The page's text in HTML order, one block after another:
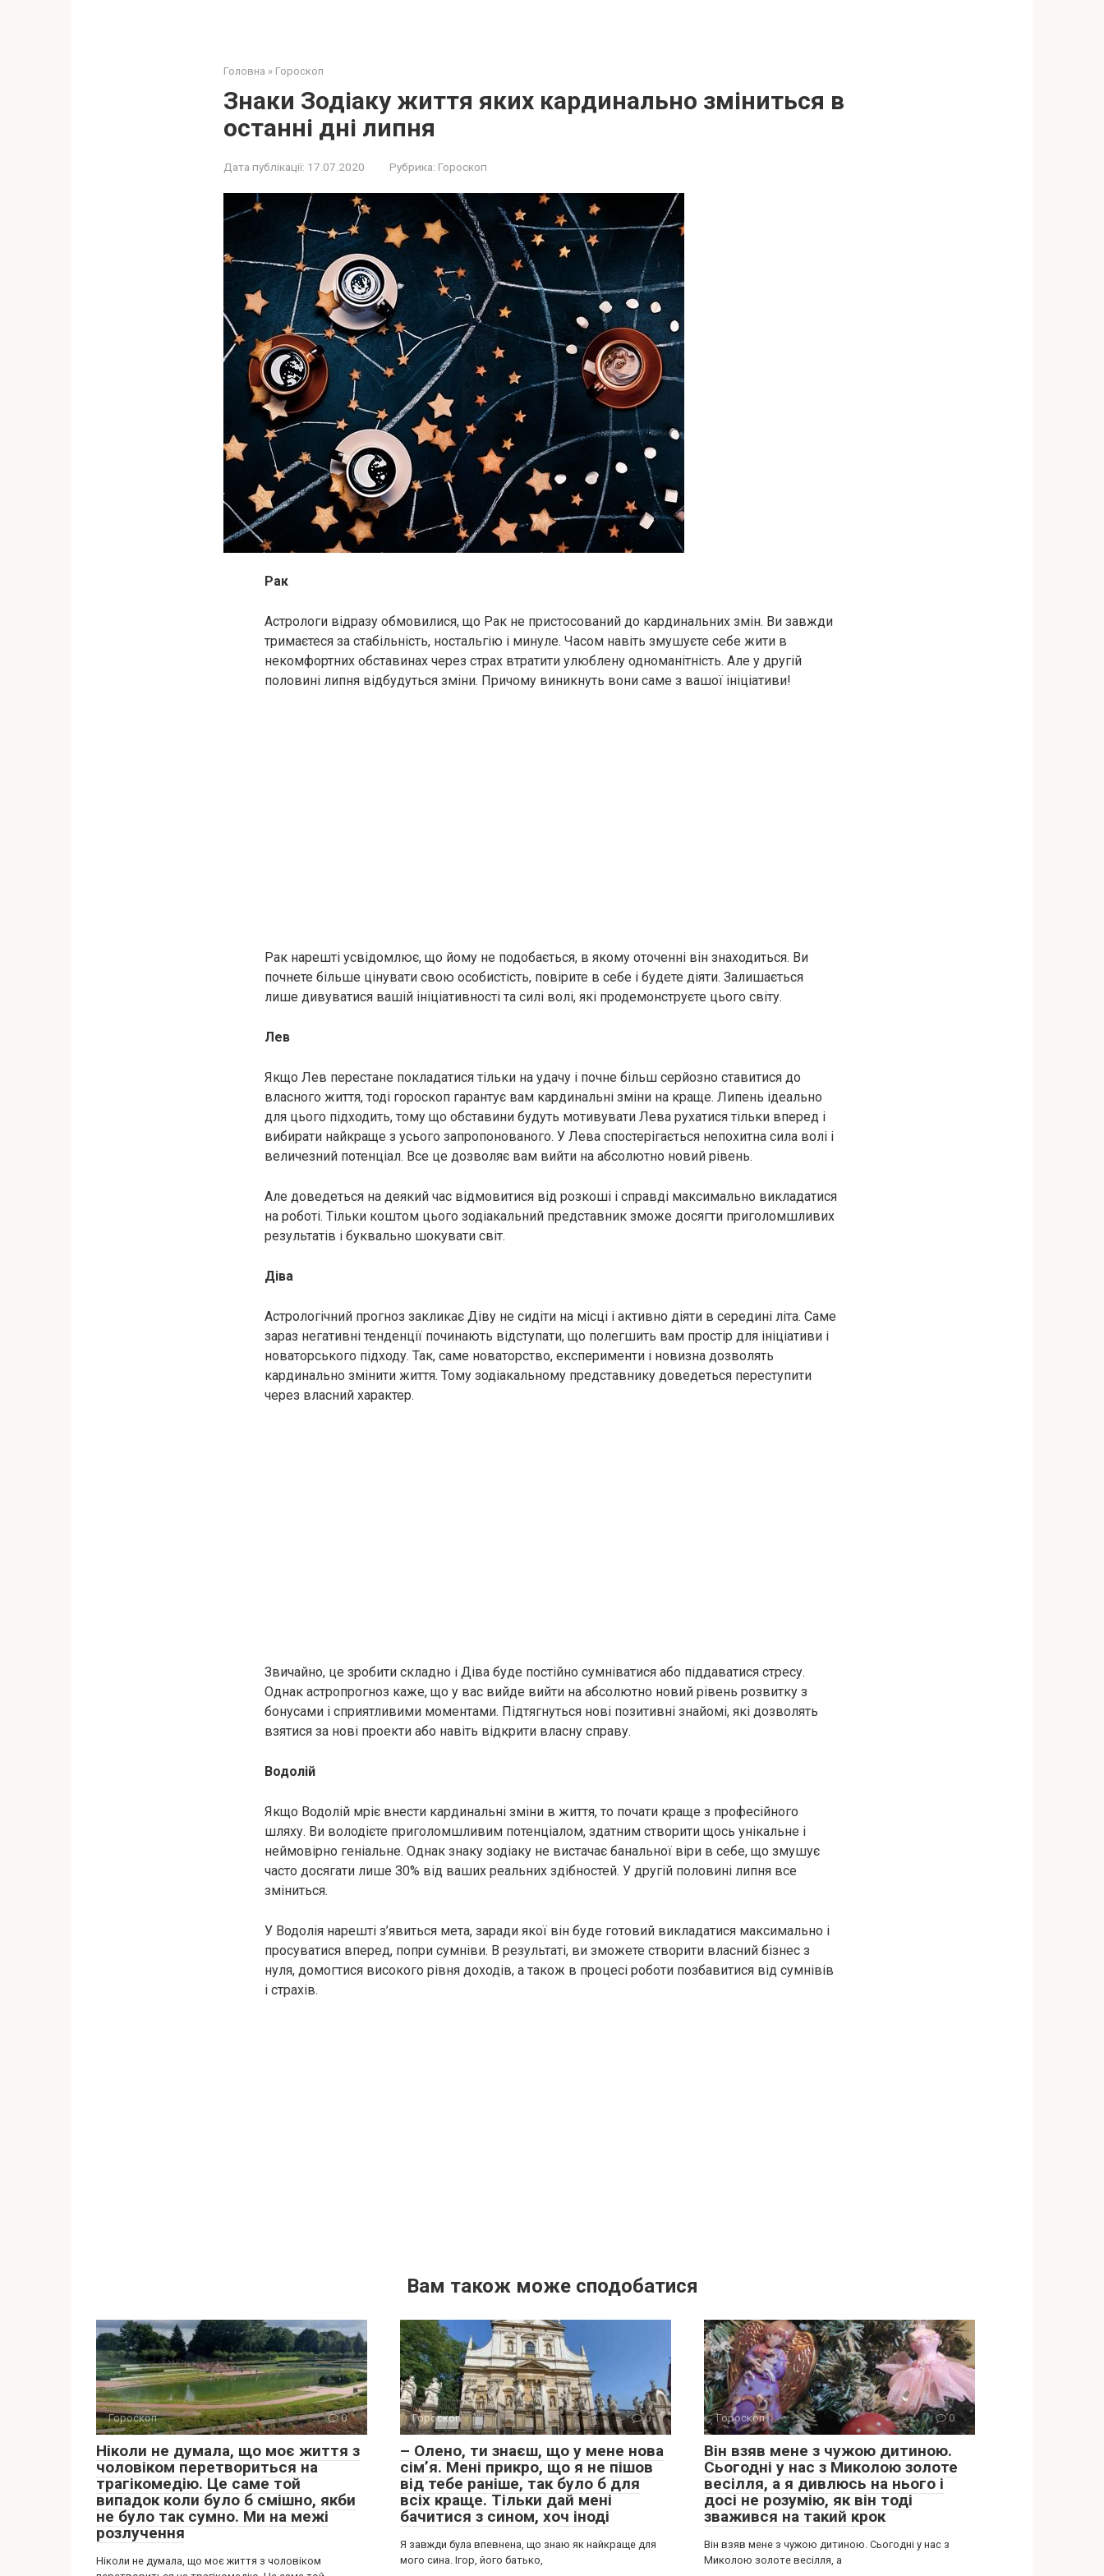
Головна » Гороскоп
Знаки Зодіаку життя яких кардинально зміниться в
останні дні липня
Дата публікації: 17.07.2020 Рубрика: Гороскоп
Рак
Астрологи відразу обмовилися, що Рак не пристосований до кардинальних змін. Ви завжди
тримаєтеся за стабільність, ностальгію і минуле. Часом навіть змушуєте себе жити в
некомфортних обставинах через страх втратити улюблену одноманітність. Але у другій
половині липня відбудуться зміни. Причому виникнуть вони саме з вашої ініціативи!
Рак нарешті усвідомлює, що йому не подобається, в якому оточенні він знаходиться. Ви
почнете більше цінувати свою особистість, повірите в себе і будете діяти. Залишається
лише дивуватися вашій ініціативності та силі волі, які продемонструєте цього світу.
Лев
Якщо Лев перестане покладатися тільки на удачу і почне більш серйозно ставитися до
власного життя, тоді гороскоп гарантує вам кардинальні зміни на краще. Липень ідеально
для цього підходить, тому що обставини будуть мотивувати Лева рухатися тільки вперед і
вибирати найкраще з усього запропонованого. У Лева спостерігається непохитна сила волі і
величезний потенціал. Все це дозволяє вам вийти на абсолютно новий рівень.
Але доведеться на деякий час відмовитися від розкоші і справді максимально викладатися
на роботі. Тільки коштом цього зодіакальний представник зможе досягти приголомшливих
результатів і буквально шокувати світ.
Діва
Астрологічний прогноз закликає Діву не сидіти на місці і активно діяти в середині літа. Саме
зараз негативні тенденції починають відступати, що полегшить вам простір для ініціативи і
новаторського підходу. Так, саме новаторство, експерименти і новизна дозволять
кардинально змінити життя. Тому зодіакальному представнику доведеться переступити
через власний характер.
Звичайно, це зробити складно і Діва буде постійно сумніватися або піддаватися стресу.
Однак астропрогноз каже, що у вас вийде вийти на абсолютно новий рівень розвитку з
бонусами і сприятливими моментами. Підтягнуться нові позитивні знайомі, які дозволять
взятися за нові проекти або навіть відкрити власну справу.
Водолій
Якщо Водолій мріє внести кардинальні зміни в життя, то почати краще з професійного
шляху. Ви володієте приголомшливим потенціалом, здатним створити щось унікальне і
неймовірно геніальне. Однак знаку зодіаку не вистачає банальної віри в себе, що змушує
часто досягати лише З0% від ваших реальних здібностей. У другій половині липня все
зміниться.
У Водолія нарешті з’явиться мета, заради якої він буде готовий викладатися максимально і
просуватися вперед, попри сумніви. B результаті, ви зможете створити власний бізнес з
нуля, домогтися високого рівня доходів, а також в процесі роботи позбавитися від сумнівів
і страхів.
Вам також може сподобатися
Гороскоп 0
Ніколи не думала, що моє життя з
чоловіком перетвориться на
трагікомедію. Це саме той
випадок коли було б смішно, якби
не було так сумно. Ми на межі
розлучення
Ніколи не думала, що моє життя з чоловіком
Гороскоп 0
– Олено, ти знаєш, що у мене нова
сім’я. Мені прикро, що я не пішов
від тебе раніше, так було б для
всіх краще. Тільки дай мені
бачитися з сином, хоч іноді
Я завжди була впевнена, що знаю як найкраще для
мого сина. Ігор, його батько,
Гороскоп 0
Він взяв мене з чужою дитиною.
Сьогодні у нас з Миколою золоте
весілля, а я дивлюсь на нього і
досі не розумію, як він тоді
зважився на такий крок
Він взяв мене з чужою дитиною. Сьогодні у нас з
Миколою золоте весілля, а